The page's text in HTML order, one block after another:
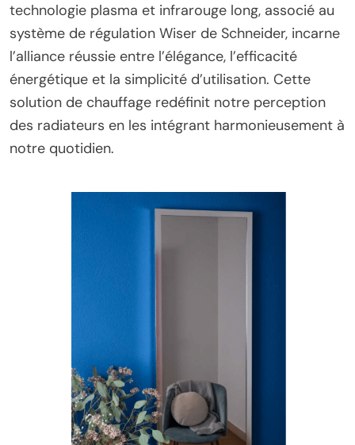
technologie plasma et infrarouge long, associé au
système de régulation Wiser de Schneider, incarne
l’alliance réussie entre l’élégance, l’efficacité
énergétique et la simplicité d’utilisation. Cette
solution de chauffage redéfinit notre perception
des radiateurs en les intégrant harmonieusement à
notre quotidien.